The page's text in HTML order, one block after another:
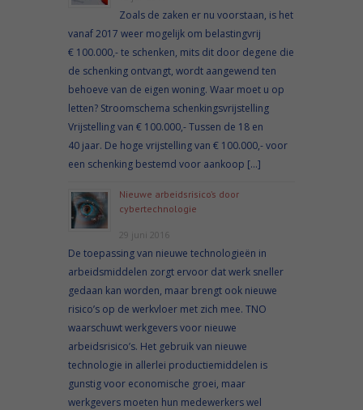
Zoals de zaken er nu voorstaan, is het
vanaf 2017 weer mogelijk om belastingvrij
€ 100.000,- te schenken, mits dit door degene die
de schenking ontvangt, wordt aangewend ten
behoeve van de eigen woning. Waar moet u op
letten? Stroomschema schenkingsvrijstelling
Vrijstelling van € 100.000,- Tussen de 18 en
40 jaar. De hoge vrijstelling van € 100.000,- voor
een schenking bestemd voor aankoop […]
Nieuwe arbeidsrisico’s door
cybertechnologie
29 juni 2016
De toepassing van nieuwe technologieën in
arbeidsmiddelen zorgt ervoor dat werk sneller
gedaan kan worden, maar brengt ook nieuwe
risico’s op de werkvloer met zich mee. TNO
waarschuwt werkgevers voor nieuwe
arbeidsrisico’s. Het gebruik van nieuwe
technologie in allerlei productiemiddelen is
gunstig voor economische groei, maar
werkgevers moeten hun medewerkers wel